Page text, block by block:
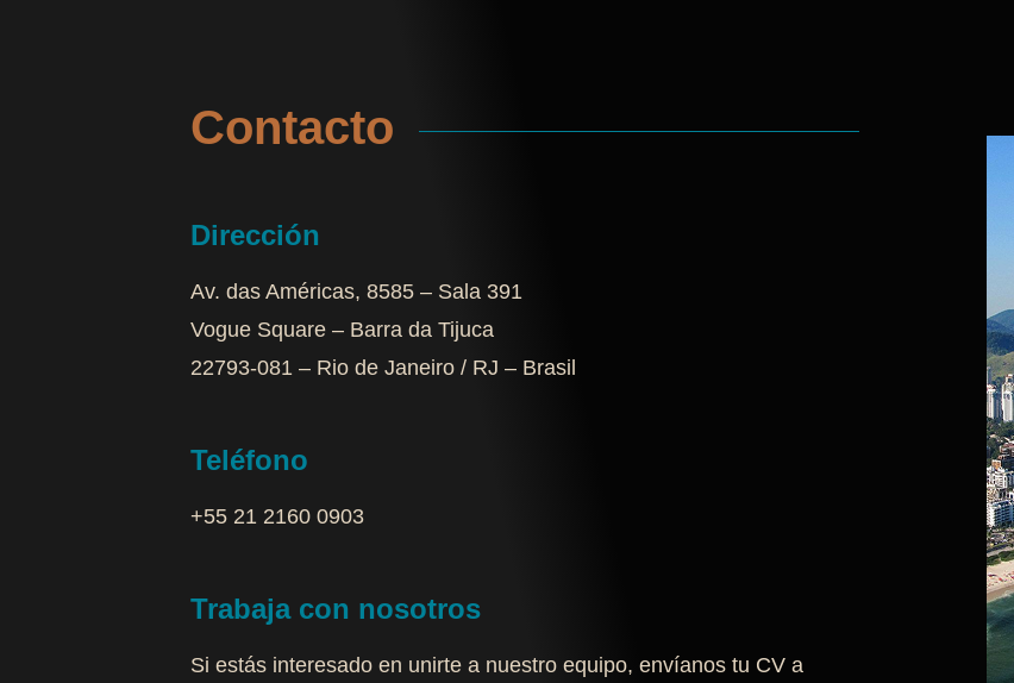
Contacto
Dirección
Av. das Américas, 8585 – Sala 391
Vogue Square – Barra da Tijuca
22793-081 – Rio de Janeiro / RJ – Brasil
Teléfono
+55 21 2160 0903‬
Trabaja con nosotros
Si estás interesado en unirte a nuestro equipo, envíanos tu CV a